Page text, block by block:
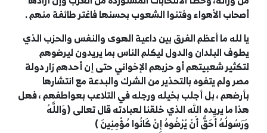
أصحاب الأهواء وفتنوا الشعوب بحسنها فاغتر طائفة منهم .
يا لله ما أعظم الفرق بين داعية الهوى والنفس والحزب الذي
يطوف البلدان والدول ليكلم الناس بما يريدون ليرضوهم
لتكثير شعبيتهم أو حزبهم الإخواني حتى إن أحدهم زار دولة
مصر ولم يتفوه بالتحذير من الشرك والبدعة مع انتشارها
بأرضهم ، بل أجلب بخيله ورجله في التلاعب بعواطفهم ، فهل
هذا ما يريده الله الذي خلقنا لعبادته قال تعالى (وَاللَّهُ
وَرَسُولُهُ أَحَقُّ أَنْ يُرْضُوهُ إِنْ كَانُوا مُؤْمِنِينَ)